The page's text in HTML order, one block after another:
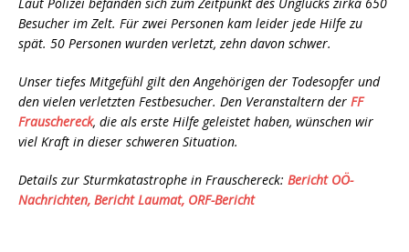
Besucher im Zelt. Für zwei Personen kam leider jede Hilfe zu
spät. 50 Personen wurden verletzt, zehn davon schwer.
Unser tiefes Mitgefühl gilt den Angehörigen der Todesopfer und
den vielen verletzten Festbesucher. Den Veranstaltern der FF
Frauschereck, die als erste Hilfe geleistet haben, wünschen wir
viel Kraft in dieser schweren Situation.
Details zur Sturmkatastrophe in Frauschereck: Bericht OÖ-
Nachrichten, Bericht Laumat, ORF-Bericht